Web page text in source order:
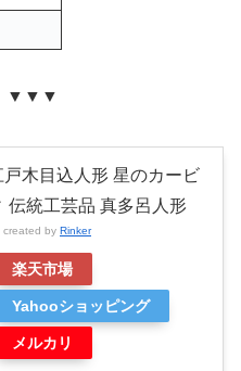
▼▼▼
戸木目込人形 星のカービ
伝統工芸品 真多呂人形
created by Rinker
楽天市場
Yahooショッピング
メルカリ